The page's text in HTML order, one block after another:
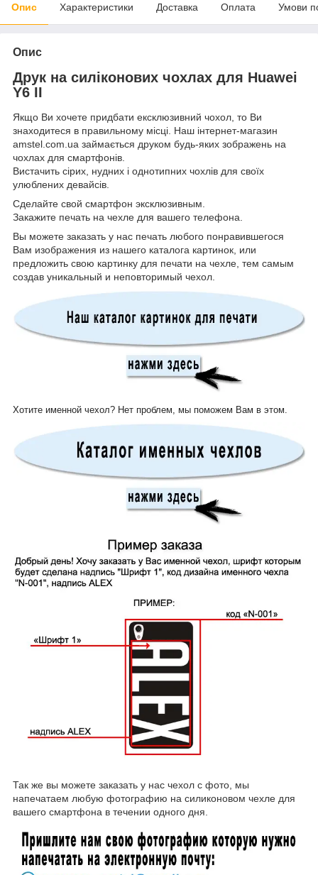
Опис Характеристики Доставка Оплата Умови
Опис
Друк на силіконових чохлах для Huawei
Y6 II
Якщо Ви хочете придбати ексклюзивний чохол, то Ви
знаходитеся в правильному місці. Наш інтернет-магазин
amstel.com.ua займається друком будь-яких зображень на
чохлах для смартфонів.
Вистачить сірих, нудних і однотипних чохлів для своїх
улюблених девайсів.
Сделайте свой смартфон эксклюзивным.
Закажите печать на чехле для вашего телефона.
Вы можете заказать у нас печать любого понравившегося
Вам изображения из нашего каталога картинок, или
предложить свою картинку для печати на чехле, тем самым
создав уникальный и неповторимый чехол.
Хотите именной чехол? Нет проблем, мы поможем Вам в этом.
Так же вы можете заказать у нас чехол с фото, мы
напечатаем любую фотографию на силиконовом чехле для
вашего смартфона в течении одного дня.